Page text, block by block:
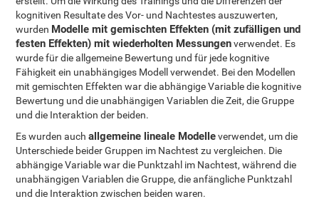
kognitiven Resultate des Vor- und Nachtestes auszuwerten,
wurden Modelle mit gemischten Effekten (mit zufälligen und
festen Effekten) mit wiederholten Messungenverwendet. Es
wurde für die allgemeine Bewertung und für jede kognitive
Fähigkeit ein unabhängiges Modell verwendet. Bei den Modellen
mit gemischten Effekten war die abhängige Variable die kognitive
Bewertung und die unabhängigen Variablen die Zeit, die Gruppe
und die Interaktion der beiden.
Es wurden auchallgemeine lineale Modelleverwendet, um die
Unterschiede beider Gruppen im Nachtest zu vergleichen. Die
abhängige Variable war die Punktzahl im Nachtest, während die
unabhängigen Variablen die Gruppe, die anfängliche Punktzahl
und die Interaktion zwischen beiden waren.